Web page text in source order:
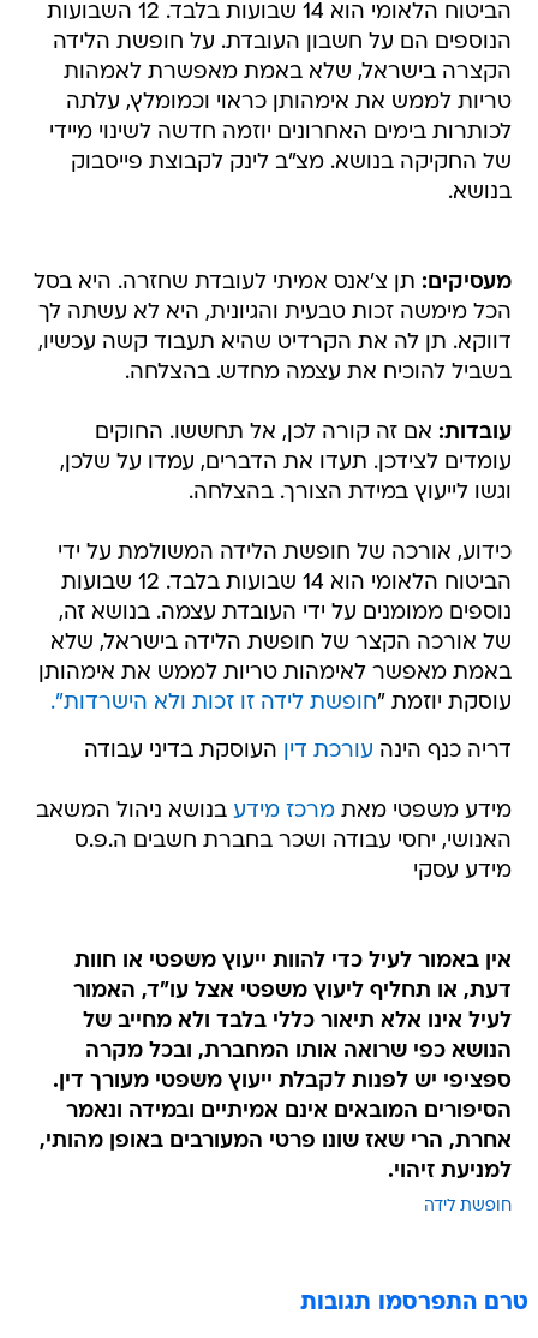
הביטוח הלאומי הוא 14 שבועות בלבד. 12 השבועות
הנוספים הם על חשבון העובדת. על חופשת הלידה
הקצרה בישראל, שלא באמת מאפשרת לאמהות
טריות לממש את אימהותן כראוי וכמומלץ, עלתה
לכותרות בימים האחרונים יוזמה חדשה לשינוי מיידי
של החקיקה בנושא. מצ"ב לינק לקבוצת פייסבוק
בנושא.
מעסיקים: תן צ'אנס אמיתי לעובדת שחזרה. היא בסל
הכל מימשה זכות טבעית והגיונית, היא לא עשתה לך
דווקא. תן לה את הקרדיט שהיא תעבוד קשה עכשיו,
בשביל להוכיח את עצמה מחדש. בהצלחה.
עובדות: אם זה קורה לכן, אל תחששו. החוקים
עומדים לצידכן. תעדו את הדברים, עמדו על שלכן,
וגשו לייעוץ במידת הצורך. בהצלחה.
כידוע, אורכה של חופשת הלידה המשולמת על ידי
הביטוח הלאומי הוא 14 שבועות בלבד. 12 שבועות
נוספים ממומנים על ידי העובדת עצמה. בנושא זה,
של אורכה הקצר של חופשת הלידה בישראל, שלא
באמת מאפשר לאימהות טריות לממש את אימהותן
עוסקת יוזמת "חופשת לידה זו זכות ולא הישרדות".
דריה כנף הינה עורכת דין העוסקת בדיני עבודה
מידע משפטי מאתמרכז מידע בנושא ניהול המשאב
האנושי, יחסי עבודה ושכר בחברת חשבים ה.פ.ס
מידע עסקי
אין באמור לעיל כדי להוות ייעוץ משפטי או חוות
דעת, או תחליף ליעוץ משפטי אצל עו"ד, האמור
לעיל אינו אלא תיאור כללי בלבד ולא מחייב של
הנושא כפי שרואה אותו המחברת, ובכל מקרה
ספציפי יש לפנות לקבלת ייעוץ משפטי מעורך דין.
הסיפורים המובאים אינם אמיתיים ובמידה ונאמר
אחרת, הרי שאז שונו פרטי המעורבים באופן מהותי,
למניעת זיהוי.
חופשת לידה
טרם התפרסמו תגובות